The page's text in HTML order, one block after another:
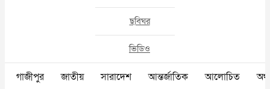
ছবিঘর
ভিডিও
গাজীপুর জাতীয় সারাদেশ আন্তর্জাতিক আলোচিত